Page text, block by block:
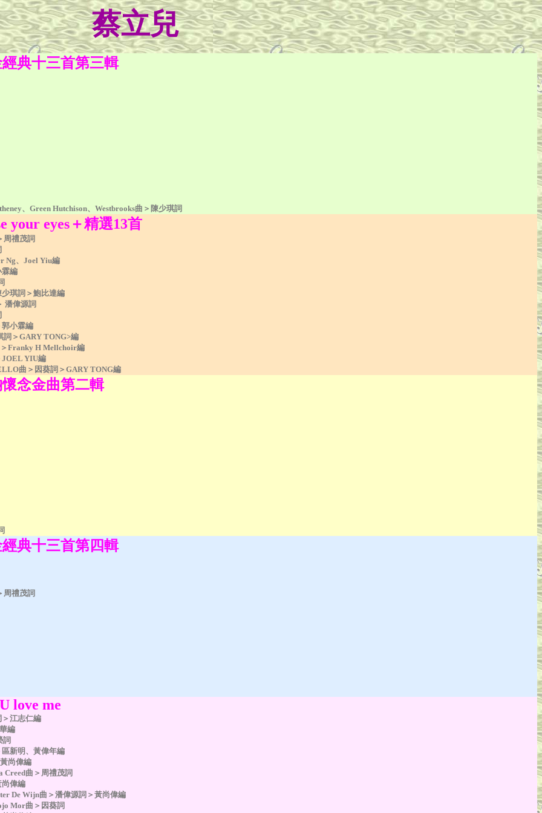
蔡立兒
典十三首第三輯
、Green Hutchison、Westbrooks曲＞陳少琪詞
your eyes＋精選13首
周禮茂詞
Ng、Joel Yiu編
霖編
琪詞＞鮑比達編
潘偉源詞
小霖編
詞＞GARY TONG>編
Franky H Mellchoir編
JOEL YIU編
曲＞因葵詞＞GARY TONG編
念金曲第二輯
典十三首第四輯
周禮茂詞
love me
江志仁編
編
詞
新明、黃偉年編
尚偉編
Creed曲＞周禮茂詞
偉編
De Wijn曲＞潘偉源詞＞黃尚偉編
Mor曲＞因葵詞